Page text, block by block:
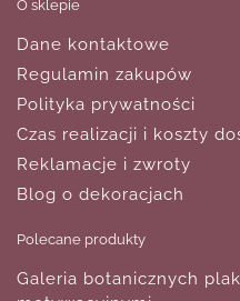
O sklepie
Dane kontaktowe
Regulamin zakupów
Polityka prywatności
Czas realizacji i koszty
Reklamacje i zwroty
Blog o dekoracjach
Polecane produkty
Galeria botanicznych